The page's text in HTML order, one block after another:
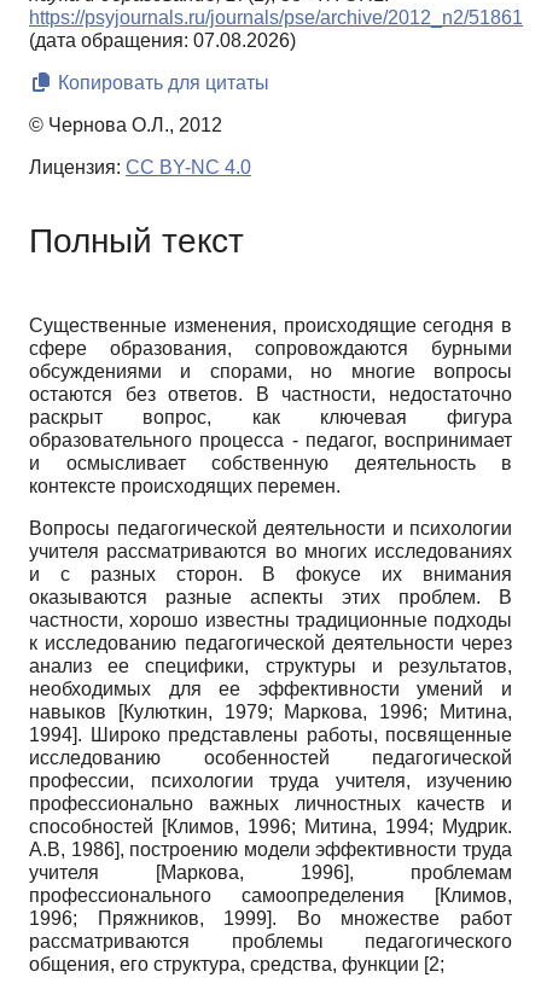
https://psyjournals.ru/journals/pse/archive/2012_n2/51861
(дата обращения: 07.08.2026)
Копировать для цитаты
© Чернова О.Л., 2012
Лицензия: CC BY-NC 4.0
Полный текст
Существенные изменения, происходящие сегодня в
сфере образования, сопровождаются бурными
обсуждениями и спорами, но многие вопросы
остаются без ответов. В частности, недостаточно
раскрыт вопрос, как ключевая фигура
образовательного процесса - педагог, воспринимает
и осмысливает собственную деятельность в
контексте происходящих перемен.
Вопросы педагогической деятельности и психологии
учителя рассматриваются во многих исследованиях
и с разных сторон. В фокусе их внимания
оказываются разные аспекты этих проблем. В
частности, хорошо известны традиционные подходы
к исследованию педагогической деятельности через
анализ ее специфики, структуры и результатов,
необходимых для ее эффективности умений и
навыков
[Кулюткин, 1979; Маркова, 1996;
Митина,
1994]. Широко представлены работы, посвященные
исследованию особенностей педагогической
профессии, психологии труда учителя, изучению
профессионально важных личностных качеств и
способностей [Климов, 1996; Митина, 1994; Мудрик.
А.В, 1986], построению модели эффективности труда
учителя
[Маркова, 1996], проблемам
профессионального самоопределения
[Климов,
1996; Пряжников, 1999]. Во множестве работ
рассматриваются проблемы педагогического
общения, его структура, средства, функции [2;